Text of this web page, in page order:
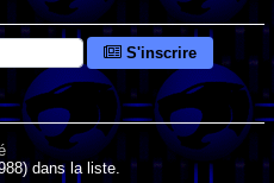
S'inscrire
dans la liste.